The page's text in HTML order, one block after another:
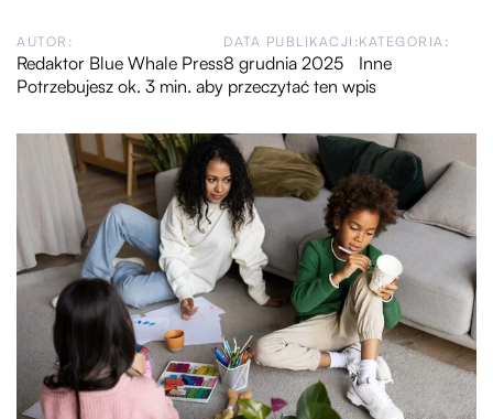
AUTOR:
Redaktor Blue Whale Press
DATA PUBLIKACJI:
8 grudnia 2025
KATEGORIA:
Inne
Potrzebujesz ok. 3 min. aby przeczytać ten wpis